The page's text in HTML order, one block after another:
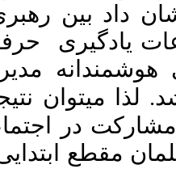
رهبری هوشمندانه
حرفه ای معلمان
مدیران باهیجان
نتیجه گرفت بین
حرفه­ای
رابطه وجود